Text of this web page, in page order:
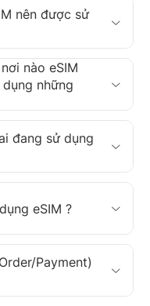
nên được sử
nào eSIM
những
đang sử dụng
eSIM ?
Payment)